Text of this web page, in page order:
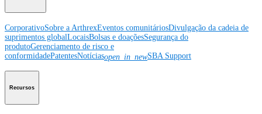
CorporativoSobre a ArthrexEventos comunitáriosDivulgação da cadeia de
suprimentos globalLocaisBolsas e doaçõesSegurança do
produtoGerenciamento de risco e
conformidadePatentesNotíciasopen_in_newSBA Support
Recursos